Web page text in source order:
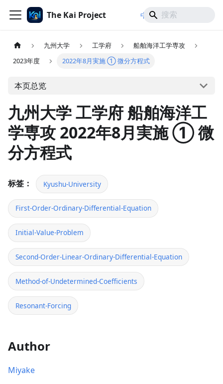
The Kai Project 中文/ 日本語
九州大学 工学府
船舶海洋工学専攻
2023年度
2022年8月実施 ① 微分方程式
本页总览
九州大学 工学府 船舶海洋工
学専攻 2022年8月実施 ① 微
分方程式
标签： Kyushu-University
First-Order-Ordinary-Differential-Equation
Initial-Value-Problem
Second-Order-Linear-Ordinary-Differential-Equation
Method-of-Undetermined-Coefficients
Resonant-Forcing
Author
Miyake